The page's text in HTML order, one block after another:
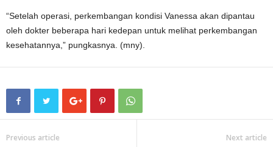
“Setelah operasi, perkembangan kondisi Vanessa akan dipantau
oleh dokter beberapa hari kedepan untuk melihat perkembangan
kesehatannya,” pungkasnya. (mny).
Previous article Next article